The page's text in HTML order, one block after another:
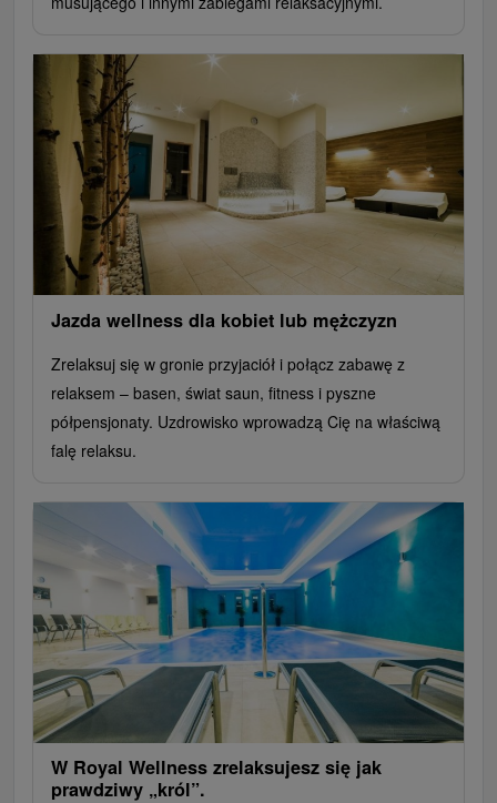
Jazda wellness dla kobiet lub mężczyzn
Zrelaksuj się w gronie przyjaciół i połącz zabawę z
relaksem – basen, świat saun, fitness i pyszne
półpensjonaty. Uzdrowisko wprowadzą Cię na właściwą
falę relaksu.
W Royal Wellness zrelaksujesz się jak
prawdziwy „król”.